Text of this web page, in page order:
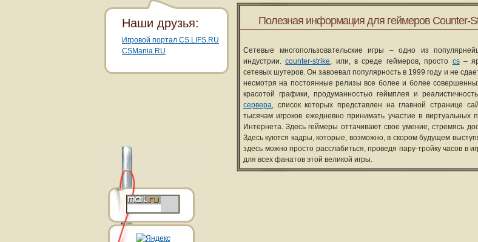
Полезная информация для геймеров Counter-
Сетевые многопользовательские игры – одно из
индустрии.counter-strike, или, в среде геймеров, просто cs–
сетевых шутеров. Он завоевал популярность в 1999 году и не
несмотря на постоянные релизы все более и более
красотой графики, продуманностью геймплея и
сервера, список которых представлен на главной странице
тысячам игроков ежедневно принимать участие в виртуальных
Интернета. Здесь геймеры оттачивают свое умение, стремясь
Здесь куются кадры, которые, возможно, в скором будущем
здесь можно просто расслабиться, проведя пару-тройку часов в
для всех фанатов этой великой игры.
Наши друзья:
Игровой портал CS.LIFS.RU
CSMania.RU